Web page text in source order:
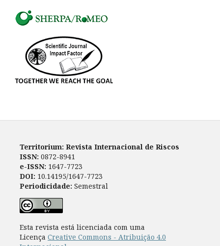
Territorium: Revista Internacional de Riscos
ISSN: 0872-8941
e-ISSN: 1647-7723
DOI: 10.14195/1647-7723
Periodicidade: Semestral
Esta revista está licenciada com uma
Licença Creative Commons - Atribuição 4.0